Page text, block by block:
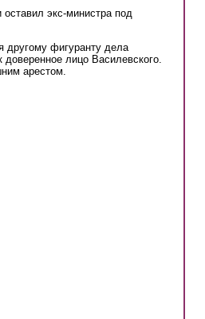
оставил экс-министра под
другому фигуранту дела
лицо Василевского.
арестом.